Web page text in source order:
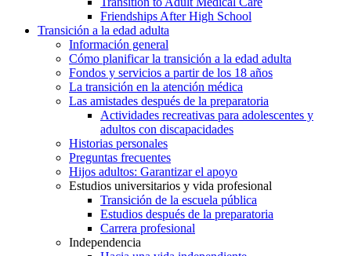
Friendships After High School
Transición a la edad adulta
Información general
Cómo planificar la transición a la edad adulta
Fondos y servicios a partir de los 18 años
La transición en la atención médica
Las amistades después de la preparatoria
Actividades recreativas para adolescentes y
adultos con discapacidades
Historias personales
Preguntas frecuentes
Hijos adultos: Garantizar el apoyo
Estudios universitarios y vida profesional
Transición de la escuela pública
Estudios después de la preparatoria
Carrera profesional
Independencia